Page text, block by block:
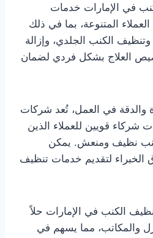
في الإمارات خدمات
المتنوعة، بما في ذلك
الكنب الجلدي، وإزالة
العلاج بشكل فردي لضمان
والدقة في العمل، تُعد شركات
شركاء قويين للعملاء الذين
نظيف ومنعش. يمكن
الخبراء لتقديم خدمات تنظيف
الكنب في الإمارات حلاً
والمكاتب، مما يسهم في